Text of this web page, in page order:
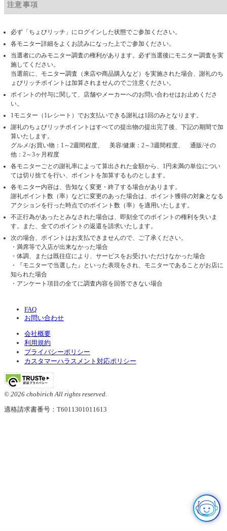
注意事項
必ず「ちょびリッチ」にログインした状態でご参加ください。
各モニター詳細をよくお読みになった上でご参加ください。
当選者にのみモニター調査の権利があります。必ず当選後にモニター調査を実
施してください。
当選前に、モニター調査（来店や商品購入など）を実施された場合、謝礼のち
ょびリッチポイントは加算されませんのでご注意ください。
ポイントの付与に関して、店舗やメーカーへのお問い合わせはお止めくださ
い。
1モニター（1レシート）でお支払いできる謝礼は1回のみとなります。
謝礼のちょびリッチポイントはすべての提出物の提出完了後、下記の期間で加
算いたします。
グルメ/お買い物：1～2週間程度、 美容/健康：2～3週間程度、 通販/その
他：2～3ヶ月程度
各モニターごとの謝礼率によって算出された金額から、1円未満の単位につい
ては切り捨てを行い、ポイントを加算するものとします。
各モニター内容は、告知なく変更・終了する場合があります。
謝礼ポイント数（率）などに変更のあった場合は、ポイント獲得の対象となる
アクションを行った時点でのポイント数（率）を適用いたします。
不正行為があったとみなされた場合は、即刻全てのポイントの権利を失いま
す。また、全てのポイントの返還を請求いたします。
次の場合、ポイントはお支払できませんので、ご了承ください。
・満席等で入店が出来なかった場合
・体調、または既往症により、サービスをお受けいただけなかった場合
・『モニターで当選した』といった表現をされ、モニターであることがお店に
知られた場合
・アンケート項目の全てに調査内容を回答できない場合
FAQ
お問い合わせ
会社概要
利用規約
プライバシーポリシー
カスタマーハラスメント対応ポリシー
© 2026 chobirich All rights reserved.
適格請求書番号：T6011301011613